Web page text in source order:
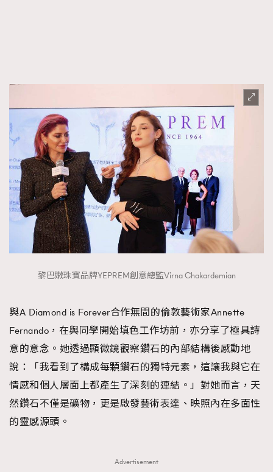
黎巴嫩珠寶品牌YEPREM創意總監Virna Chakardemian
與A Diamond is Forever合作無間的倫敦藝術家Annette
Fernando，在與同學開始填色工作坊前，亦分享了極具詩
意的意念。她透過顯微鏡觀察鑽石的內部結構後感動地
說：「我看到了構成每顆鑽石的獨特元素，這讓我與它在
情感和個人層面上都產生了深刻的連結。」對她而言，天
然鑽石不僅是礦物，更是啟發藝術表達、映照內在多面性
的靈感源頭。
Advertisement